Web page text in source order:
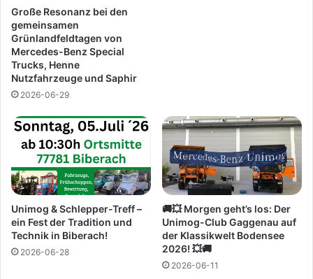
g
g
e
n
a
u
a
f
r
K
a
s
s
i
1
m
i
t
K
o
f
e
n
h
n
g
r
Große Resonanz bei den
gemeinsamen
Grünlandfeldtagen von
Mercedes-Benz Special
Trucks, Henne
Nutzfahrzeuge und Saphir
2026-06-29
Unimog & Schlepper-Treff –
ein Fest der Tradition und
Technik in Biberach!
2026-06-28
🚚💥 Morgen geht’s los: Der
Unimog-Club Gaggenau auf
der Klassikwelt Bodensee
2026! 💥🚚
2026-06-11